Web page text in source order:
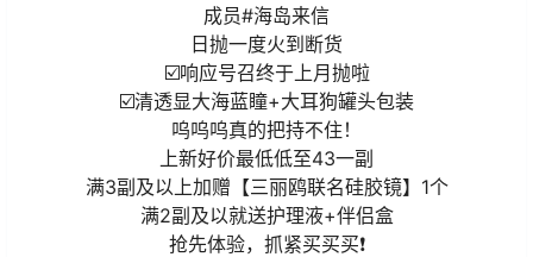
成员#海岛来信
日抛一度火到断货
☑️响应号召终于上月抛啦
☑️清透显大海蓝瞳+大耳狗罐头包装
呜呜呜真的把持不住！
上新好价最低低至43一副
满3副及以上加赠【三丽鸥联名硅胶镜】1个
满2副及以就送护理液+伴侣盒
抢先体验，抓紧买买买❗